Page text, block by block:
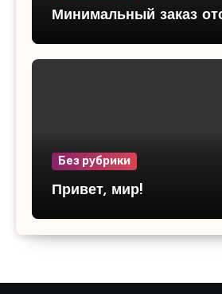
Минимальный заказ
Без рубрики
Привет, мир!